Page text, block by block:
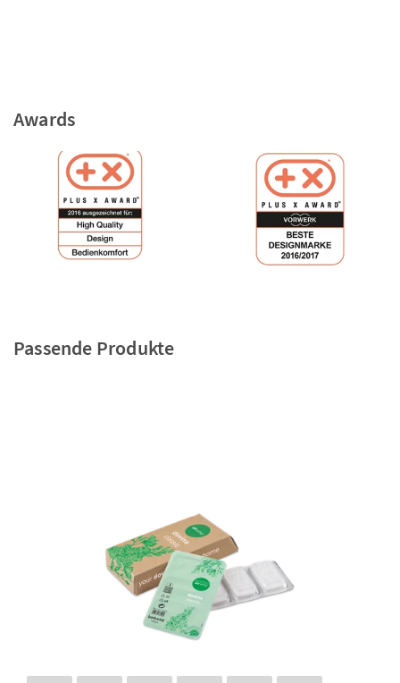
Awards
Passende Produkte